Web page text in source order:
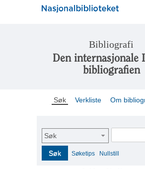
Bibliografi
Den internasjonale
bibliografien
Søk Verkliste Om
Søk
Søk Søketips Nullstill